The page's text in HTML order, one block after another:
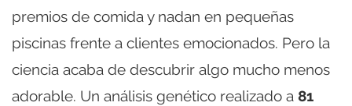
premios de comida y nadan en pequeñas
piscinas frente a clientes emocionados. Pero la
ciencia acaba de descubrir algo mucho menos
adorable. Un análisis genético realizado a 81